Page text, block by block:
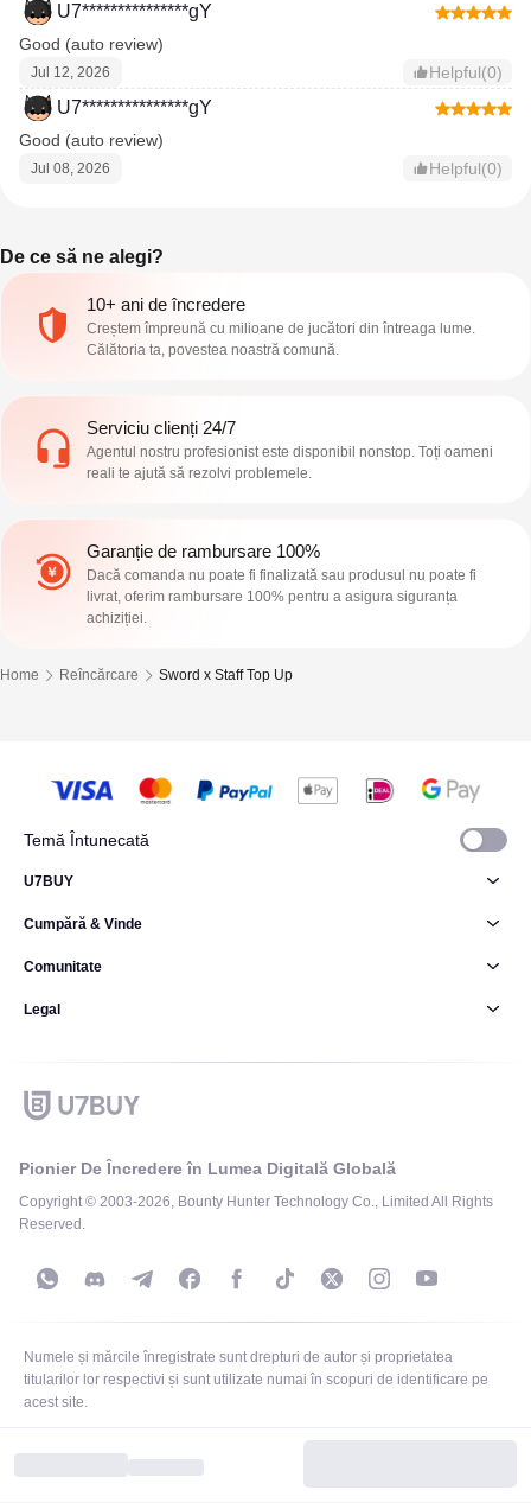
U7***************gY
Good (auto review)
Jul 12, 2026 Helpful(0)
U7***************gY
Good (auto review)
Jul 08, 2026 Helpful(0)
De ce să ne alegi?
10+ ani de încredere
Creștem împreună cu milioane de jucători din întreaga lume.
Călătoria ta, povestea noastră comună.
Serviciu clienți 24/7
Agentul nostru profesionist este disponibil nonstop. Toți oameni
reali te ajută să rezolvi problemele.
Garanție de rambursare 100%
Dacă comanda nu poate fi finalizată sau produsul nu poate fi
livrat, oferim rambursare 100% pentru a asigura siguranța
achiziției.
Home Reîncărcare Sword x Staff Top Up
Temă Întunecată
Pionier De Încredere în Lumea Digitală Globală
Copyright © 2003-2026, Bounty Hunter Technology Co., Limited All Rights
Reserved.
U7BUY
Cumpără & Vinde
Comunitate
Legal
Numele și mărcile înregistrate sunt drepturi de autor și proprietatea
titularilor lor respectivi și sunt utilizate numai în scopuri de identificare pe
acest site.